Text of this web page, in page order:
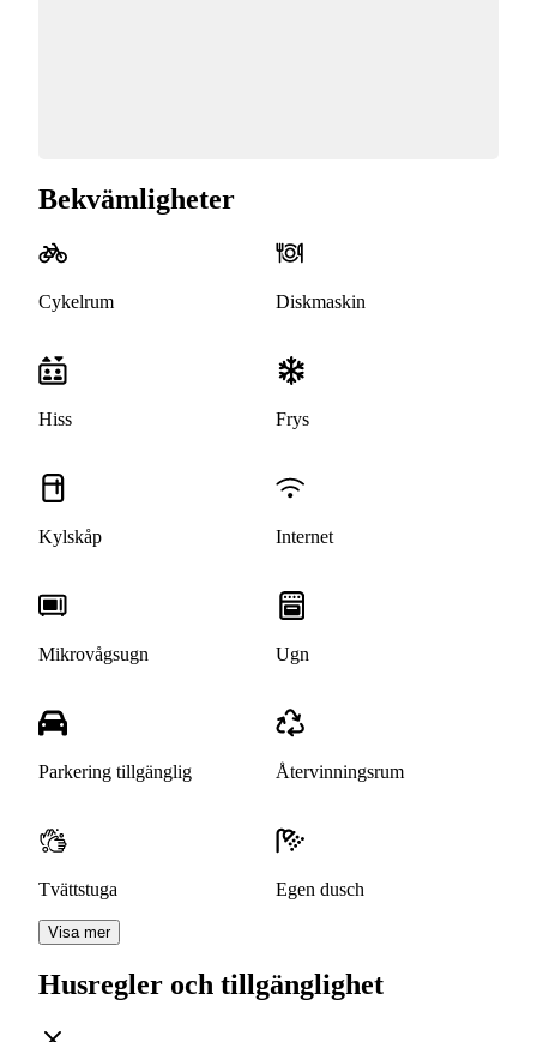
Bekvämligheter
Cykelrum Diskmaskin
Hiss Frys
Kylskåp Internet
Mikrovågsugn Ugn
Parkering tillgänglig Återvinningsrum
Tvättstuga Egen dusch
Visa mer
Husregler och tillgänglighet